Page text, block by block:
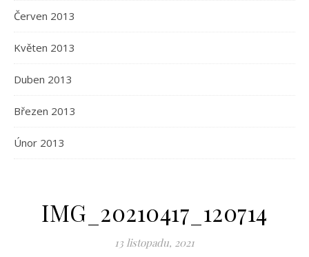
Červen 2013
Květen 2013
Duben 2013
Březen 2013
Únor 2013
IMG_20210417_120714
13 listopadu, 2021